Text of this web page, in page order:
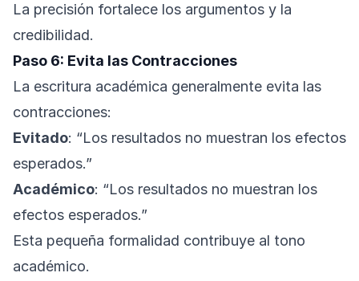
La precisión fortalece los argumentos y la
credibilidad.
Paso 6: Evita las Contracciones
La escritura académica generalmente evita las
contracciones:
Evitado: “Los resultados no muestran los efectos
esperados.”
Académico: “Los resultados no muestran los
efectos esperados.”
Esta pequeña formalidad contribuye al tono
académico.